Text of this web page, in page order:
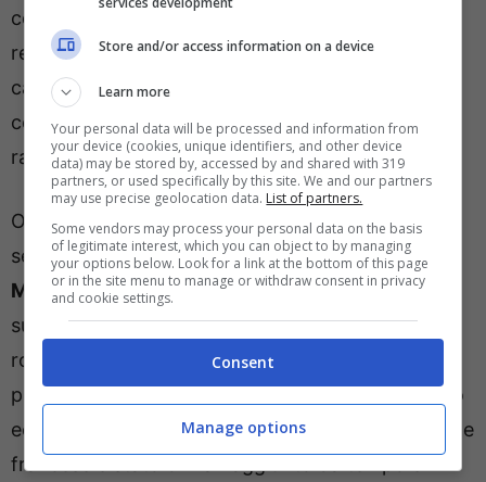
con il giocatore che è concentrato, insieme al
resto della squadra, a cercare una rimonta in
campionato verso il quarto posto che, dopo il ko
contro il Torino appare molto difficile da
raggiungere.
Oltre al rinnovo dell’ex giocatore dell’AZ Alkmaar
sembra essere vicino anche quello diMike
Maignan. Il portiere francese sta vivendo uno dei
suoi momenti più difficili da quando è arrivato in
rossonero ma la società ha tutta l’intenzione di
puntare ancora su di lui in ottica futura. L’accordo
economico con l’estremo difensore della nazionale
francese è stato ormai raggiunto da tempo e
Store and/or access information on a device
Learn more
Your personal data will be processed and information from
your device (cookies, unique identifiers, and other device
data) may be stored by, accessed by and shared with 319
partners, or used specifically by this site. We and our partners
may use precise geolocation data. List of partners.
Some vendors may process your personal data on the basis
of legitimate interest, which you can object to by managing
your options below. Look for a link at the bottom of this page
or in the site menu to manage or withdraw consent in privacy
and cookie settings.
Consent
Manage options